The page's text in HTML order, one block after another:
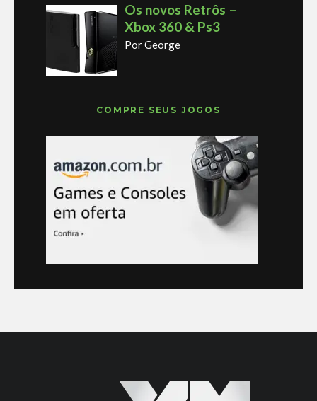
Os novos Retrôs –
Xbox 360 & Ps3
Por George
COMPRE SEUS JOGOS